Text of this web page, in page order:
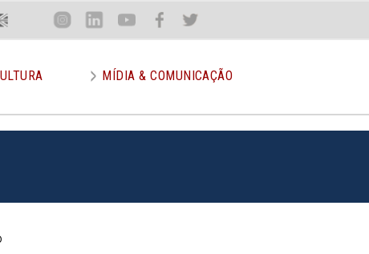
Inst Lin You Face Twit
MÍDIA & COMUNICAÇÃO